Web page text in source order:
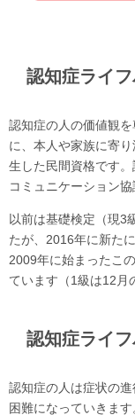
認知症ライ
認知症の人の価値観
に、本人や家族に寄
生した民間資格です
コミュニケーション協
以前は基礎検定（現3
たが、2016年に新た
2009年に始まったこ
ています（1級は12月
認知症ライ
認知症の人は症状の
困難になっていきま